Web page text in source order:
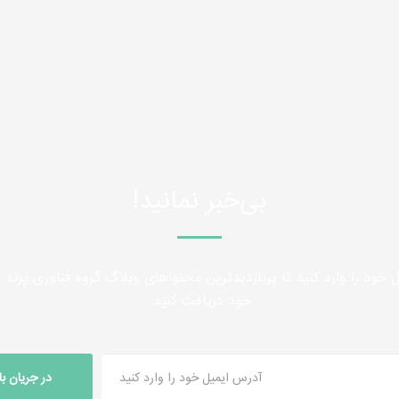
در جریان